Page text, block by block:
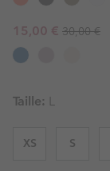
Sale price:
15,00 € Regular
30,00 €
Taille:
XS S